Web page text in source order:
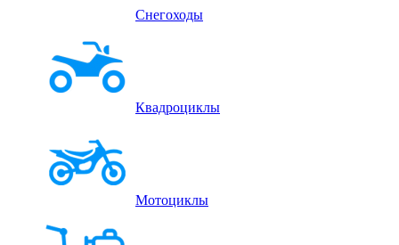
Снегоходы
Квадроциклы
Мотоциклы